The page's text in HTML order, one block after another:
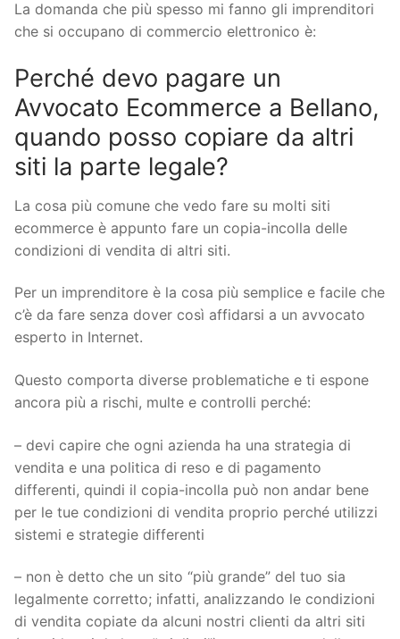
La domanda che più spesso mi fanno gli imprenditori
che si occupano di commercio elettronico è:
Perché devo pagare un
Avvocato Ecommerce a Bellano,
quando posso copiare da altri
siti la parte legale?
La cosa più comune che vedo fare su molti siti
ecommerce è appunto fare un copia-incolla delle
condizioni di vendita di altri siti.
Per un imprenditore è la cosa più semplice e facile che
c’è da fare senza dover così affidarsi a un avvocato
esperto in Internet.
Questo comporta diverse problematiche e ti espone
ancora più a rischi, multe e controlli perché:
– devi capire che ogni azienda ha una strategia di
vendita e una politica di reso e di pagamento
differenti, quindi il copia-incolla può non andar bene
per le tue condizioni di vendita proprio perché utilizzi
sistemi e strategie differenti
– non è detto che un sito “più grande” del tuo sia
legalmente corretto; infatti, analizzando le condizioni
di vendita copiate da alcuni nostri clienti da altri siti